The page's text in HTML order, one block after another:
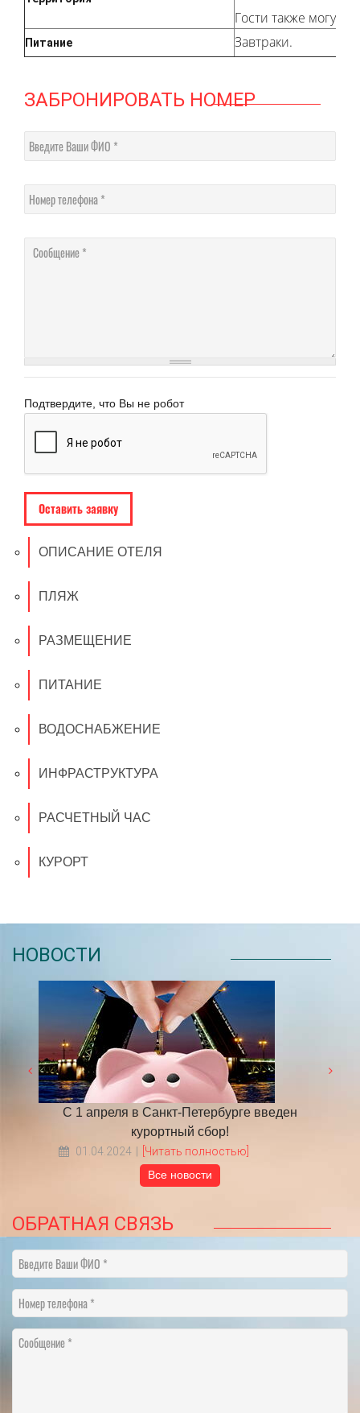
Гости также могут
Питание Завтраки.
ЗАБРОНИРОВАТЬ НОМЕР
Введите Ваши ФИО
Номер телефона
Сообщение
Подтвердите, что Вы не робот
ОПИСАНИЕ ОТЕЛЯ
ПЛЯЖ
РАЗМЕЩЕНИЕ
ПИТАНИЕ
ВОДОСНАБЖЕНИЕ
ИНФРАСТРУКТУРА
РАСЧЕТНЫЙ ЧАС
КУРОРТ
НОВОСТИ
С 1 апреля в Санкт-Петербурге введен
курортный сбор!
01.04.2024 [Читать полностью]
Все новости
ОБРАТНАЯ СВЯЗЬ
Введите Ваши ФИО
Номер телефона
Сообщение